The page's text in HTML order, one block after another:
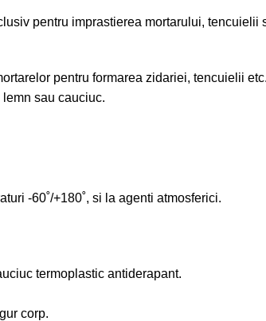
pentru imprastierea mortarului,
pentru formarea zidariei, tencuielii
sau cauciuc.
-60˚/+180˚, si la agenti atmosferici.
termoplastic antiderapant.
corp.